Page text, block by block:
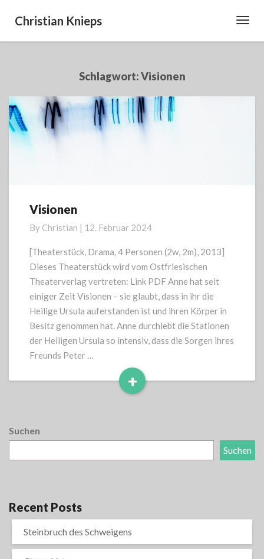
Christian Knieps
Schlagwort:Visionen
Visionen
Visionen
By Christian | 12. Februar 2024
[Theaterstück, Drama, 4 Personen (2w, 2m), 2013]
Dieses Theaterstück wird vom Ostfriesischen
Theaterverlag vertreten: Link PDF Anne hat seit
einiger Zeit Visionen – sie glaubt, dass in ihr die
Heilige Ursula auferstanden ist und ihren Körper in
Besitz genommen hat. Anne durchlebt die Stationen
der Heiligen Ursula so intensiv, dass die Sorgen ihres
Freunds Peter …
+
Read
Suchen
Suchen
Recent Posts
Steinbruch des Schweigens